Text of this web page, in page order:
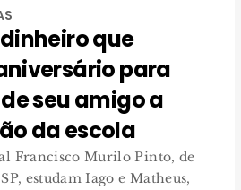
que
para
seu amigo a
da escola
Francisco Murilo Pinto, de
estudam Iago e Matheus,